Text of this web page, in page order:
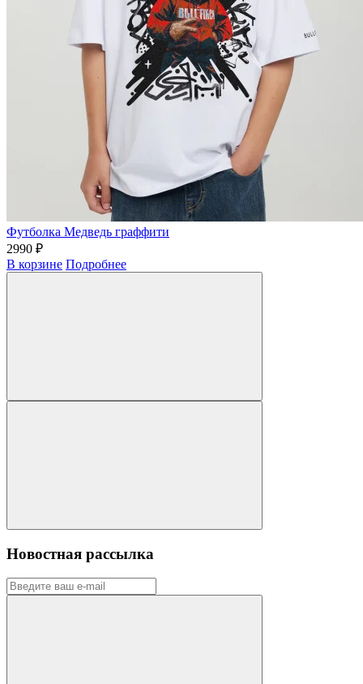
Футболка Медведь граффити
2990 ₽
В корзине Подробнее
Новостная рассылка